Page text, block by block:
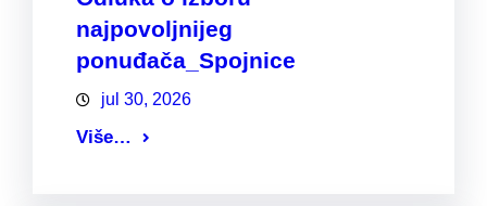
najpovoljnijeg
ponuđača_Spojnice
jul 30, 2026
Više…